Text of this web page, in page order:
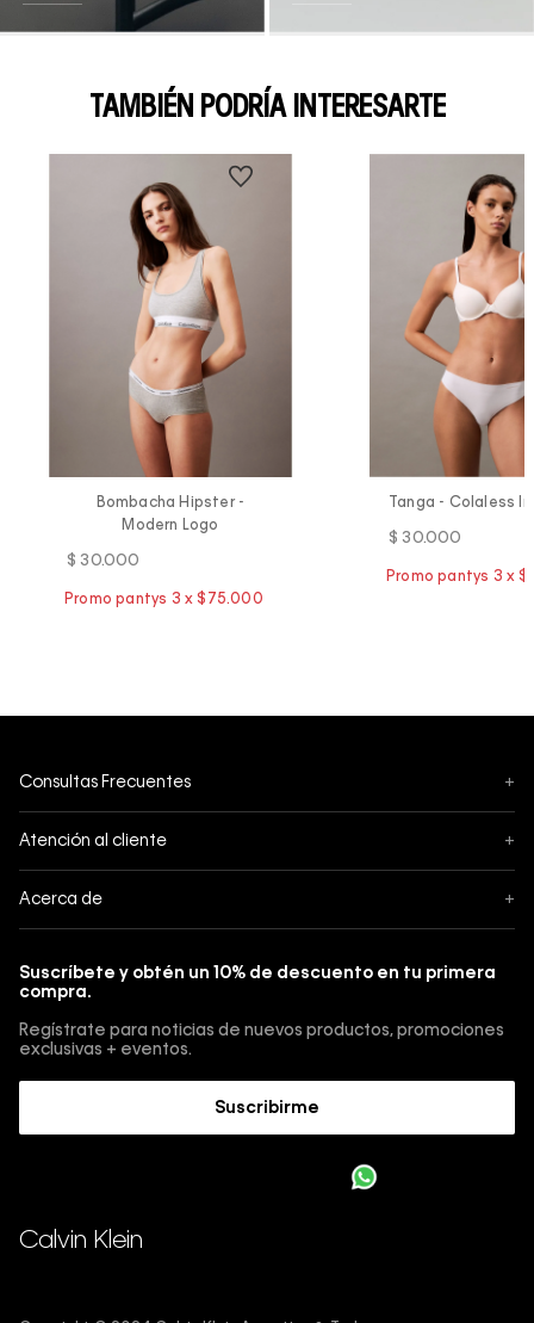
TAMBIÉN PODRÍA INTERESARTE
Bombacha Hipster -
Modern Logo
$ 30.000
Tanga - Colaless
$ 30.000
Consultas Frecuentes +
Pedidos
Cambios, envios y devoluciones
Guía de talles
Atención al cliente +
Botón de Arrepentimiento
Acerca de +
Guía de jeans
Guía de cuidado Denim
Suscríbete y obtén un 10% de descuento en tu primera
compra.
Regístrate para noticias de nuevos productos, promociones
exclusivas + eventos.
Suscribirme
Calvin Klein